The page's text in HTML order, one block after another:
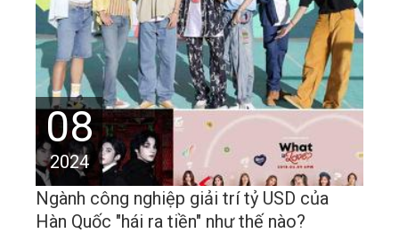
08
2024
Ngành công nghiệp giải trí tỷ USD của
Hàn Quốc "hái ra tiền" như thế nào?